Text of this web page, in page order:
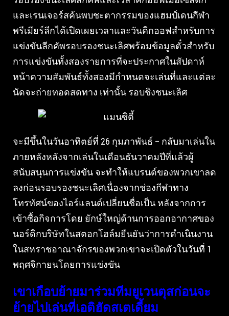
และเรนเจอร์สค้นพบชะตากรรมของแฮมป์เดนกีฬา
พรีเมียร์ลีกได้เปิดเผยเวลาและวันคิกออฟสําหรับการ
แข่งขันลีกคัพรอบรองชนะเลิศพร้อมข้อมูลตั๋วสําหรับ
การแข่งขันทั้งสองรายการที่จะประกาศในสัปดาห์
หน้าความสัมพันธ์ทั้งสองมีกําหนดจะเล่นที่และแต่ละ
นัดจะถ่ายทอดสดทาง เท่านั้น รอบชิงชนะเลิศ
จะมีขึ้นในวันอาทิตย์ที่ 26 กุมภาพันธ์ – กลับมาเล่นใน
ภายหลังหลังจากเล่นในเดือนธันวาคมปีที่แล้วผู้
สนับสนุนการแข่งขัน จะทําให้แบรนด์ของพวกเขาลด
ลงก่อนรอบรองชนะเลิศเนื่องจากช่องกีฬาทาง
โทรทัศน์ของไอร์แลนด์เปลี่ยนชื่อเป็น หลังจากการ
เข้าซื้อกิจการโดย ยักษ์ใหญ่ด้านการออกอากาศของ
นอร์ดิกบริษัทในสตอกโฮล์มยืนยันว่าการดําเนินงาน
ในสหราชอาณาจักรของพวกเขาจะเปิดตัวในวันที่ 1
พฤศจิกายนโดยการแข่งขัน
เขาเกือบย้ายมาร่วมทีมยูเวนตุสก่อนจะ
ย้ายไปเล่นที่เอติฮัดสเตเดี้ยม